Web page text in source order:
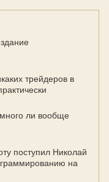
трейдеров в
ли вообще
поступил Николай
на